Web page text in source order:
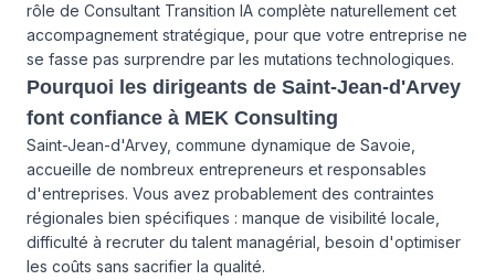
rôle de Consultant Transition IA complète naturellement cet
accompagnement stratégique, pour que votre entreprise ne
se fasse pas surprendre par les mutations technologiques.
Pourquoi les dirigeants de Saint-Jean-d'Arvey
font confiance à MEK Consulting
Saint-Jean-d'Arvey, commune dynamique de Savoie,
accueille de nombreux entrepreneurs et responsables
d'entreprises. Vous avez probablement des contraintes
régionales bien spécifiques : manque de visibilité locale,
difficulté à recruter du talent managérial, besoin d'optimiser
les coûts sans sacrifier la qualité.